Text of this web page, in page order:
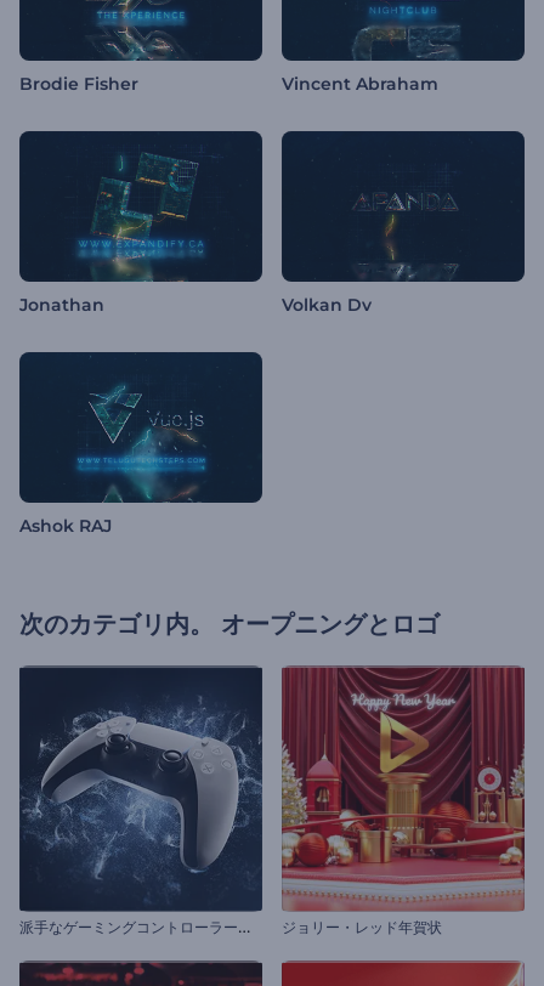
Brodie Fisher Vincent Abraham
Jonathan Volkan Dv
Ashok RAJ
次のカテゴリ内。 オープニングとロゴ
派
手なゲーミングコントローラーのイントロ動画 ジョリー・レッド年賀状